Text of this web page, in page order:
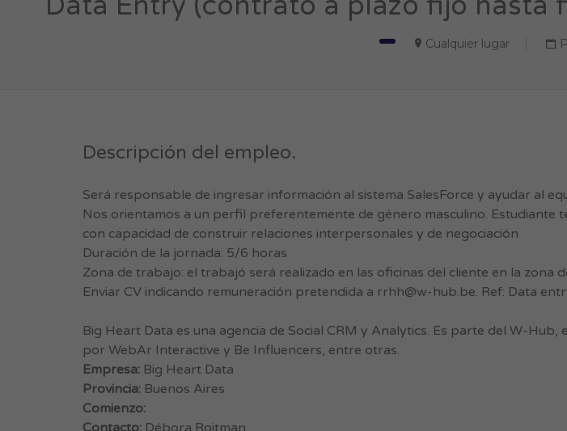
Cualquier lugar
Descripción del empleo.
Será responsable de ingresar información al sistema SalesForce y ayudar al
Nos orientamos a un perfil preferentemente de género masculino. Estudiante
con capacidad de construir relaciones interpersonales y de negociación
Duración de la jornada: 5/6 horas
Zona de trabajo: el trabajó será realizado en las oficinas del cliente en la zona
Enviar CV indicando remuneración pretendida a rrhh@w-hub.be. Ref: Data
Big Heart Data es una agencia de Social CRM y Analytics. Es parte del W-
por WebAr Interactive y Be Influencers, entre otras.
Empresa: Big Heart Data
Provincia: Buenos Aires
Comienzo:
Contacto: Débora Roitman